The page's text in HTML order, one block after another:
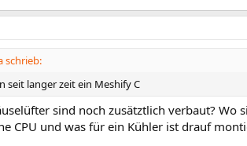
schrieb:
seit langer zeit ein Meshify C
sind noch zusätztlich verbaut? Wo
CPU und was für ein Kühler ist drauf